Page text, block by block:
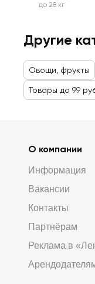
до 28 кг
Другие
Овощи, фрукты
Товары до 99
О компании
Информация
Вакансии
Контакты
Партнёрам
Реклама в